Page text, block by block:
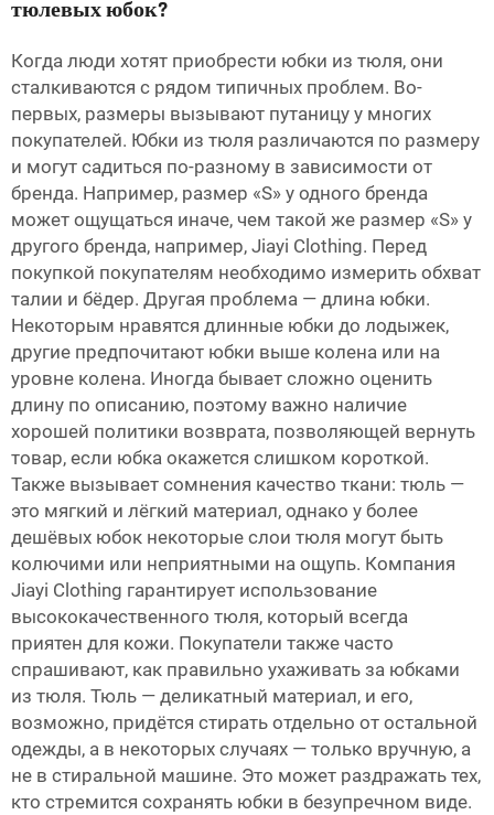
тюлевых юбок?
Когда люди хотят приобрести юбки из тюля, они
сталкиваются с рядом типичных проблем. Во-
первых, размеры вызывают путаницу у многих
покупателей. Юбки из тюля различаются по размеру
и могут садиться по-разному в зависимости от
бренда. Например, размер «S» у одного бренда
может ощущаться иначе, чем такой же размер «S» у
другого бренда, например, Jiayi Clothing. Перед
покупкой покупателям необходимо измерить обхват
талии и бёдер. Другая проблема — длина юбки.
Некоторым нравятся длинные юбки до лодыжек,
другие предпочитают юбки выше колена или на
уровне колена. Иногда бывает сложно оценить
длину по описанию, поэтому важно наличие
хорошей политики возврата, позволяющей вернуть
товар, если юбка окажется слишком короткой.
Также вызывает сомнения качество ткани: тюль —
это мягкий и лёгкий материал, однако у более
дешёвых юбок некоторые слои тюля могут быть
колючими или неприятными на ощупь. Компания
Jiayi Clothing гарантирует использование
высококачественного тюля, который всегда
приятен для кожи. Покупатели также часто
спрашивают, как правильно ухаживать за юбками
из тюля. Тюль — деликатный материал, и его,
возможно, придётся стирать отдельно от остальной
одежды, а в некоторых случаях — только вручную, а
не в стиральной машине. Это может раздражать тех,
кто стремится сохранять юбки в безупречном виде.